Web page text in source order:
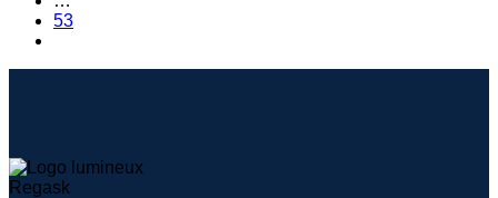
53